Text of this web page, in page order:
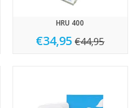
HRU 400
€34,95 €44,95